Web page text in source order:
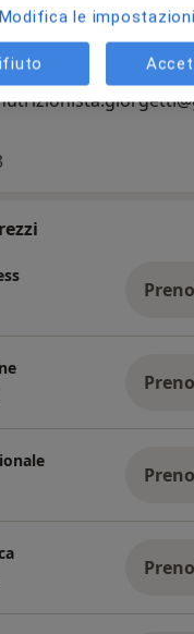
Giorgetti
Aprile 19, Firenze
contattare il 348
Modifica le impostazioni